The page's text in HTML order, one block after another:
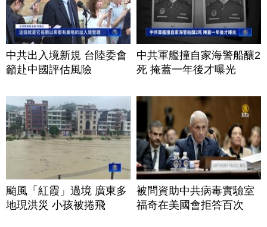
中共出入境新規 台陸委會
籲赴中國評估風險
中共軍艦撞自家海警船釀2
死 掩蓋一年後才曝光
颱風「紅霞」過境 廣東多
地現洪災 小孩被捲飛
被問資助中共病毒實驗室
福奇在美國會拒答百次